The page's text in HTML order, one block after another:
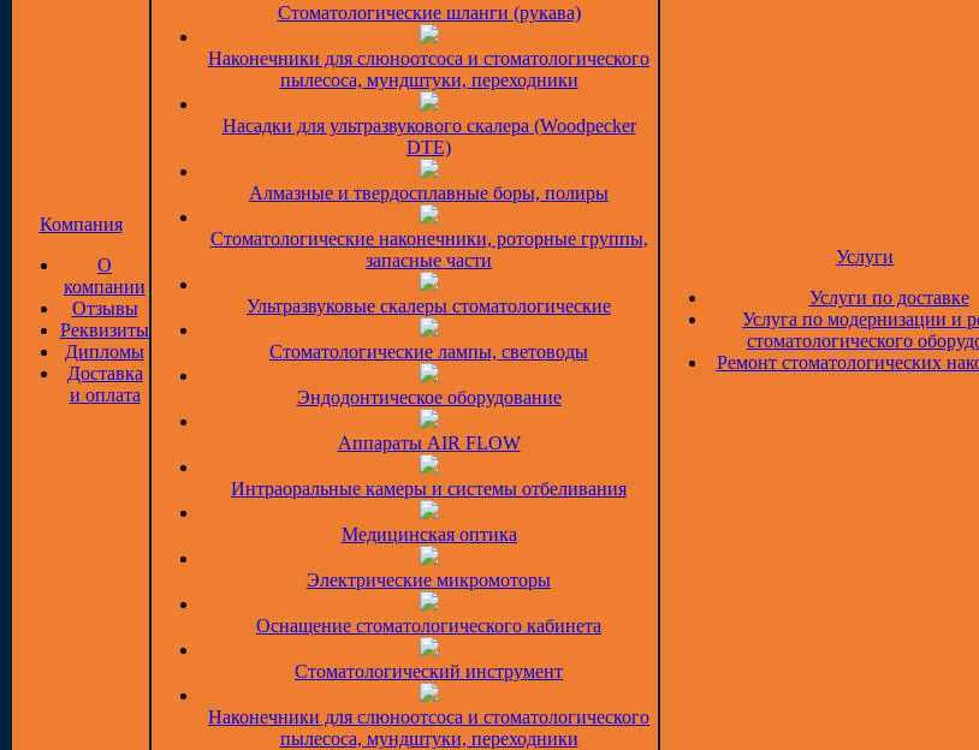
Компания
О
компании
Отзывы
Реквизиты
Дипломы
Доставка
и оплата
Стоматологические шланги (рукава)
Наконечники для слюноотсоса и стоматологического
пылесоса, мундштуки, переходники
Насадки для ультразвукового скалера (Woodpecker
DTE)
Алмазные и твердосплавные боры, полиры
Стоматологические наконечники, роторные группы,
запасные части
Ультразвуковые скалеры стоматологические
Стоматологические лампы, световоды
Эндодонтическое оборудование
Аппараты AIR FLOW
Интраоральные камеры и системы отбеливания
Медицинская оптика
Электрические микромоторы
Оснащение стоматологического кабинета
Стоматологический инструмент
Наконечники для слюноотсоса и стоматологического
пылесоса, мундштуки, переходники
Услуги
Услуги по доставке
Услуга по модернизации и
стоматологического
Ремонт стоматологических